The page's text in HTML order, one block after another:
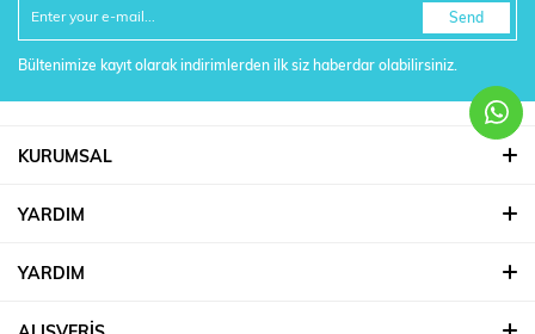
Send
Bültenimize kayıt olarak indirimlerden ilk siz haberdar olabilirsiniz.
KURUMSAL
YARDIM
YARDIM